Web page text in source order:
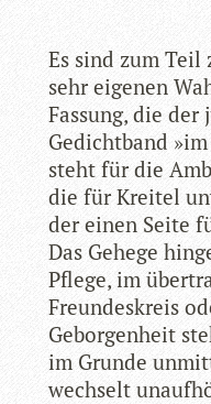
Es sind zum
sehr eige­nen
Fas­sung, die
Gedicht­band
steht für die
die für Krei­tel
der einen Seite
Das Gehege
Pflege, im
Freun­des­kreis
Gebor­gen­heit
im Grunde
wech­selt